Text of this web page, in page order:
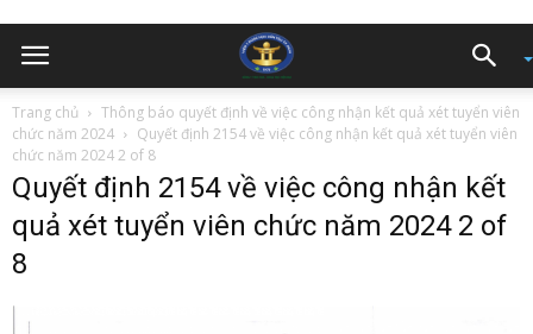
Trang chủ
Thông báo quyết định về việc công nhận kết quả xét tuyển viên
chức năm 2024
Quyết định 2154 về việc công nhận kết quả xét tuyển viên
chức năm 2024 2 of 8
Quyết định 2154 về việc công nhận kết
quả xét tuyển viên chức năm 2024 2 of
8